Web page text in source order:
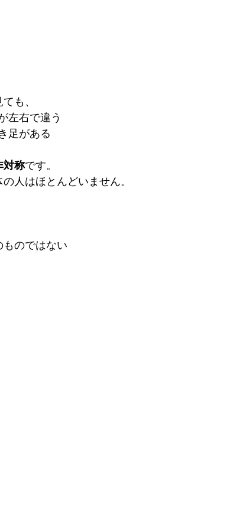
も、
が左右で違う
き足がある
対称です。
人はほとんどいません。
ものではない